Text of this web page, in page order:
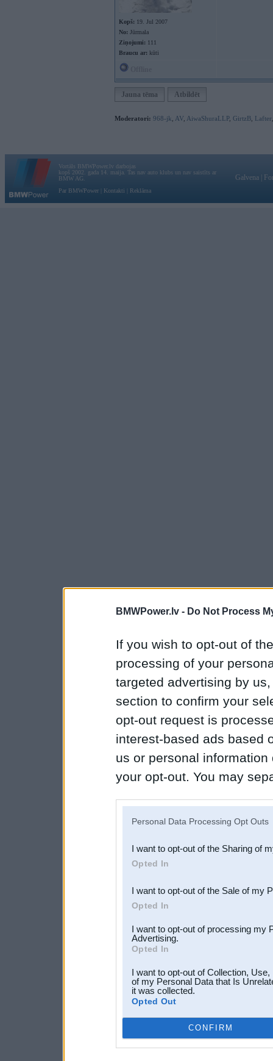
BMWPower.lv - Do Not Process
If you wish to opt-out of
processing of your
targeted advertising by
section to confirm your
opt-out request is
interest-based ads based
us or personal
your opt-out. You may
Downstream Participants
third parties.
Personal Data Processing Opt Outs
I want to opt-out of the Sharing of
Opted In
I want to opt-out of the Sale of my
Opted In
I want to opt-out of processing my
Advertising.
Opted In
I want to opt-out of Collection,
of my Personal Data that Is
it was collected.
Opted Out
CONFIRM
Kopš: 19. Jul 2007
No: Jūrmala
Ziņojumi: 111
Braucu ar: kūti
Jauna tēma Atbildēt
Moderatori: 968-jk AV AiwaShuraLLP, GirtzB Lafter
Vortāls BMWPower.lv darbojas
kopš 2002. gada 14. maija. Tas nav auto klubs un nav saistīts ar
BMW AG.
Par BMWPower
Kontakti Reklāma
Galvena